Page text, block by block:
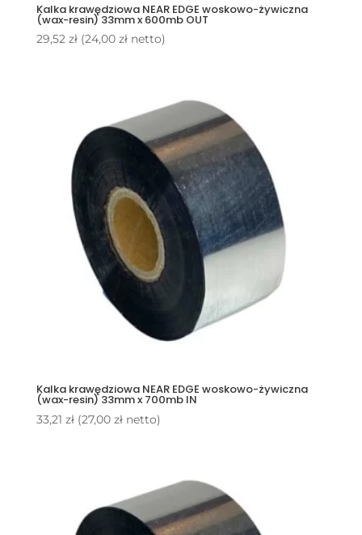
Kalka krawędziowa NEAR EDGE woskowo-żywiczna
(wax-resin) 33mm x 600mb OUT
29,52 zł (24,00 złnetto)
Kalka krawędziowa NEAR EDGE woskowo-żywiczna
(wax-resin) 33mm x 700mb IN
33,21 zł (27,00 złnetto)